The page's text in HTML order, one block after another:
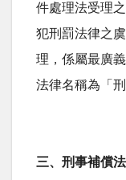
件處理法受理
犯刑罰法律之
理，係屬最廣
法律名稱為「
三、刑事補償